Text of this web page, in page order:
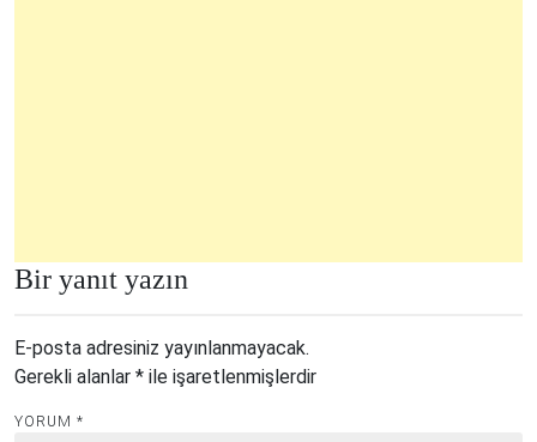
Bir yanıt yazın
E-posta adresiniz yayınlanmayacak.
Gerekli alanlar * ile işaretlenmişlerdir
YORUM *